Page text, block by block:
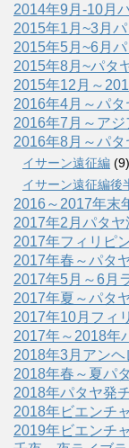
2014年9月-10月
2015年1月~3月
2015年5月~6月
2015年8月~パタ
2015年12月～
2016年4月～パ
2016年7月～ア
2016年8月～パ
イサーン遠征編 (9)
イサーン遠征編後
2016～2017年末
2017年2月パタ
2017年フィリピ
2017年春～パタ
2017年5月～6月
2017年夏～パタ
2017年10月フィ
2017年～2018年
2018年3月アン
2018年春～夏パ
2018年パタヤ発
2018年ビエンチ
2019年ビエンチ